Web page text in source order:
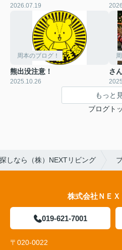
2026.07.19
周本のブログ！
熊出没注意！
2025.10.26
さ
もっと
ブログト
しなら（株）NEXTリビング
株式会社ＮＥ
019-621-7001
〒020-0022